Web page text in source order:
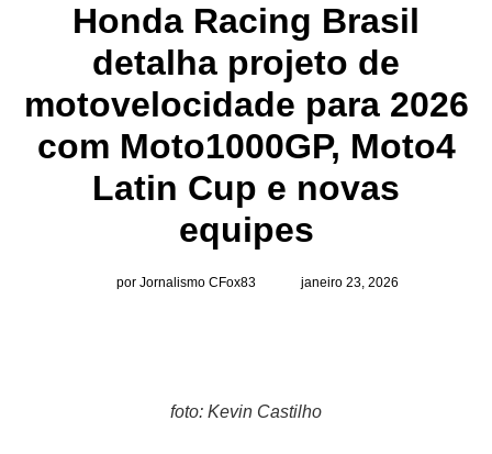
Honda Racing Brasil
detalha projeto de
motovelocidade para 2026
com Moto1000GP, Moto4
Latin Cup e novas
equipes
por Jornalismo CFox83 janeiro 23, 2026
foto: Kevin Castilho